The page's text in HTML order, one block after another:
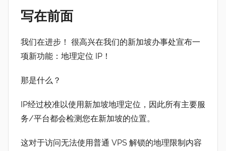
写在前面
我们在进步！ 很高兴在我们的新加坡办事处宣布一
项新功能：地理定位 IP！
那是什么？
IP经过校准以使用新加坡地理定位，因此所有主要服
务/平台都会检测您在新加坡的位置。
这对于访问无法使用普通 VPS 解锁的地理限制内容